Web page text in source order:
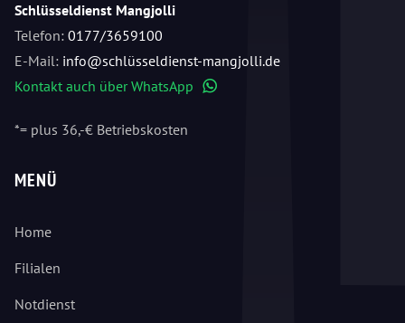
Schlüsseldienst Mangjolli
Telefon: 0177/3659100
E-Mail: info@schlüsseldienst-mangjolli.de
Kontakt auch über WhatsApp
*= plus 36,-€ Betriebskosten
MENÜ
Home
Filialen
Notdienst